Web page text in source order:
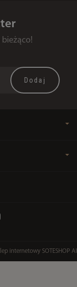
internetowy SOTESHOP AI